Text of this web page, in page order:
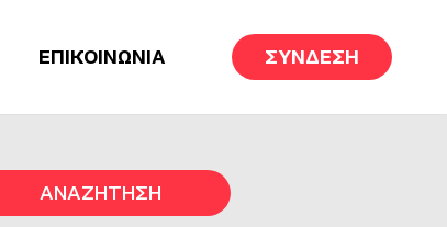
ΕΠΙΚΟΙΝΩΝΙΑ ΣΥΝΔΕΣΗ